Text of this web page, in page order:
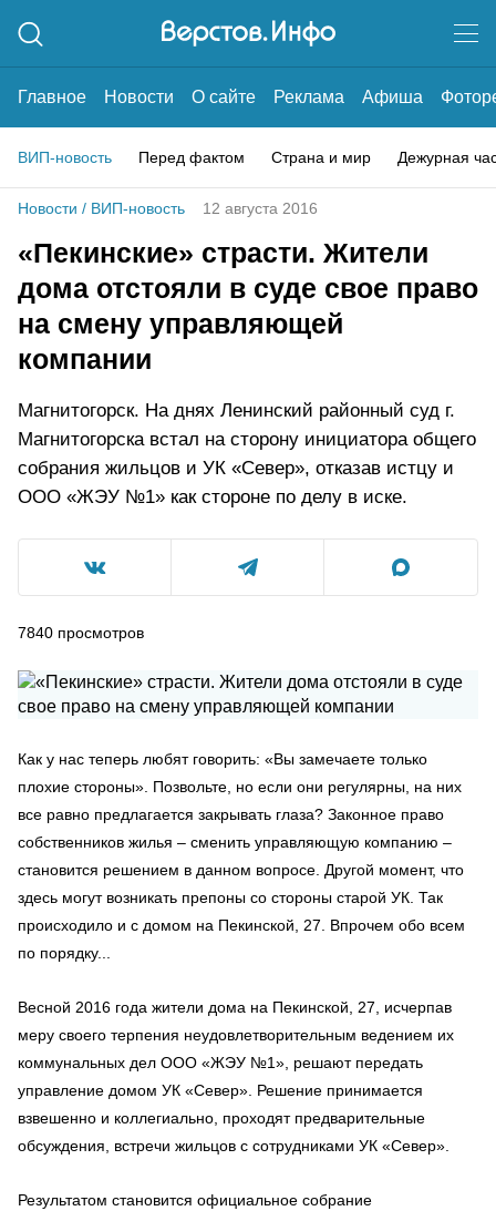
Главное Новости О сайте Реклама Афиша
ВИП-новость Перед фактом Страна и мир Дежурная
Новости / ВИП-новость 12 августа 2016
«Пекинские» страсти. Жители
дома отстояли в суде свое право
на смену управляющей
компании
Магнитогорск. На днях Ленинский районный суд г.
Магнитогорска встал на сторону инициатора общего
собрания жильцов и УК «Север», отказав истцу и
ООО «ЖЭУ №1» как стороне по делу в иске.
7840 просмотров
Как у нас теперь любят говорить: «Вы замечаете только
плохие стороны». Позвольте, но если они регулярны, на них
все равно предлагается закрывать глаза? Законное право
собственников жилья – сменить управляющую компанию –
становится решением в данном вопросе. Другой момент, что
здесь могут возникать препоны со стороны старой УК. Так
происходило и с домом на Пекинской, 27. Впрочем обо всем
по порядку...
Весной 2016 года жители дома на Пекинской, 27, исчерпав
меру своего терпения неудовлетворительным ведением их
коммунальных дел ООО «ЖЭУ №1», решают передать
управление домом УК «Север». Решение принимается
взвешенно и коллегиально, проходят предварительные
обсуждения, встречи жильцов с сотрудниками УК «Север».
Результатом становится официальное собрание